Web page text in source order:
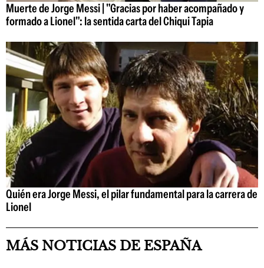
Muerte de Jorge Messi | "Gracias por haber acompañado y
formado a Lionel": la sentida carta del Chiqui Tapia
Quién era Jorge Messi, el pilar fundamental para la carrera de
Lionel
MÁS NOTICIAS DE ESPAÑA